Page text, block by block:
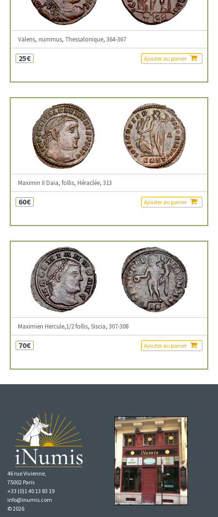
Valens, nummus, Thessalonique, 364-367
25€ Ajouter au panier
Maximin II Daia, follis, Héraclée, 313
60€ Ajouter au panier
Maximien Hercule,1/2 follis, Siscia, 307-308
70€ Ajouter au panier
46 rue Vivienne,
75002 Paris
+33 (0)1 40 13 83 19
info@inumis.com
© 2026